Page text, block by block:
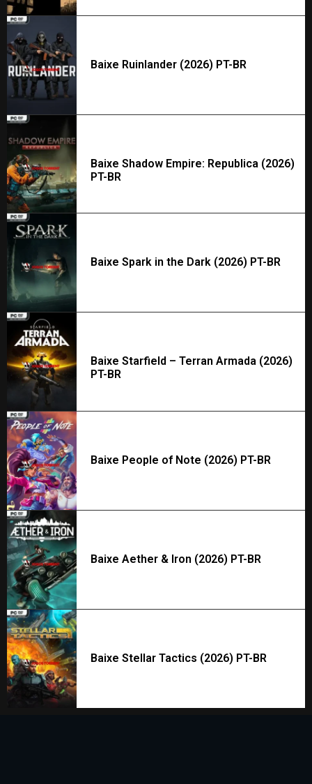
Baixe Ruinlander (2026) PT-BR
Baixe Shadow Empire: Republica (2026)
PT-BR
Baixe Spark in the Dark (2026) PT-BR
Baixe Starfield – Terran Armada (2026)
PT-BR
Baixe People of Note (2026) PT-BR
Baixe Aether & Iron (2026) PT-BR
Baixe Stellar Tactics (2026) PT-BR